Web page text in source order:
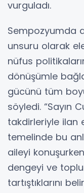
vurguladı.
Sempozyumda
unsuru olarak
nüfus
dönüşümle
gücünü tüm
söyledi. “Sayın
takdirleriyle ilan
temelinde bu
aileyi
dengeyi ve
tartıştıklarını